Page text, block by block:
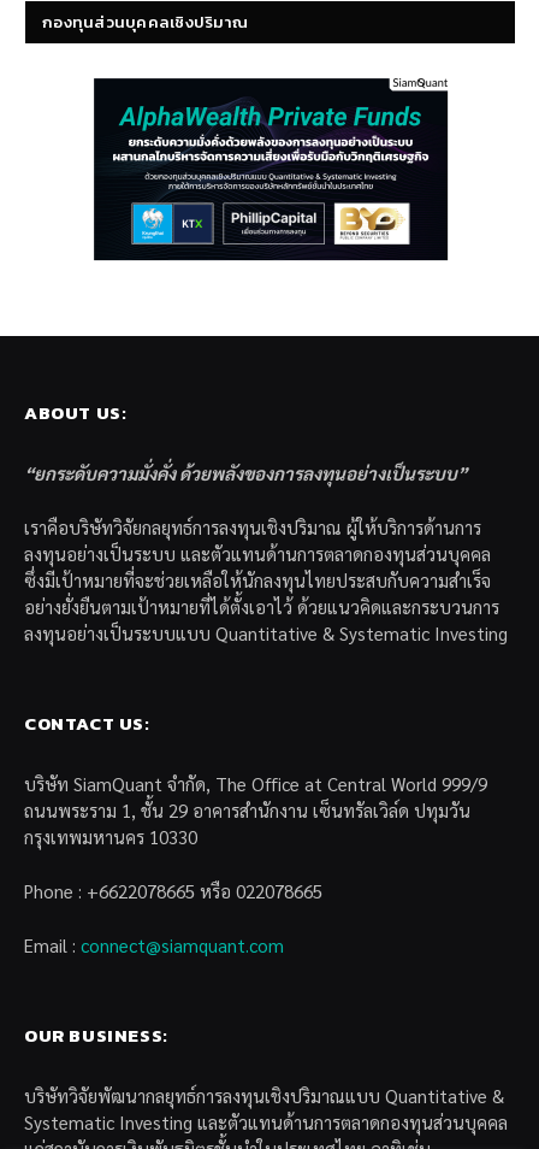
กองทุนส่วนบุคคลเชิงปริมาณ
ABOUT US:
“ยกระดับความมั่งคั่ง ด้วยพลังของการลงทุนอย่างเป็นระบบ”
เราคือบริษัทวิจัยกลยุทธ์การลงทุนเชิงปริมาณ ผู้ให้บริการด้านการ
ลงทุนอย่างเป็นระบบ และตัวแทนด้านการตลาดกองทุนส่วนบุคคล
ซึ่งมีเป้าหมายที่จะช่วยเหลือให้นักลงทุนไทยประสบกับความสำเร็จ
อย่างยั่งยืนตามเป้าหมายที่ได้ตั้งเอาไว้ ด้วยแนวคิดและกระบวนการ
ลงทุนอย่างเป็นระบบแบบ Quantitative & Systematic Investing
CONTACT US:
บริษัท SiamQuant จำกัด, The Office at Central World 999/9
ถนนพระราม 1, ชั้น 29 อาคารสำนักงาน เซ็นทรัลเวิล์ด ปทุมวัน
กรุงเทพมหานคร 10330
Phone : +6622078665 หรือ 022078665
Email : connect@siamquant.com
OUR BUSINESS:
บริษัทวิจัยพัฒนากลยุทธ์การลงทุนเชิงปริมาณแบบ Quantitative &
Systematic Investing และตัวแทนด้านการตลาดกองทุนส่วนบุคคล